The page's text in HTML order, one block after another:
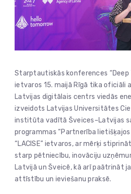
Starptautiskās konferences “Deep
ietvaros 15. maijā Rīgā tika oficiāli
Latvijas digitālais centrs viedās
izveidots Latvijas Universitātes
institūta vadītā Šveices–Latvijas
programmas “Partnerība
“LACISE” ietvaros, ar mērķi
starp pētniecību, inovāciju
Latvijā un Šveicē, kā arī paātrināt
attīstību un ieviešanu praksē.